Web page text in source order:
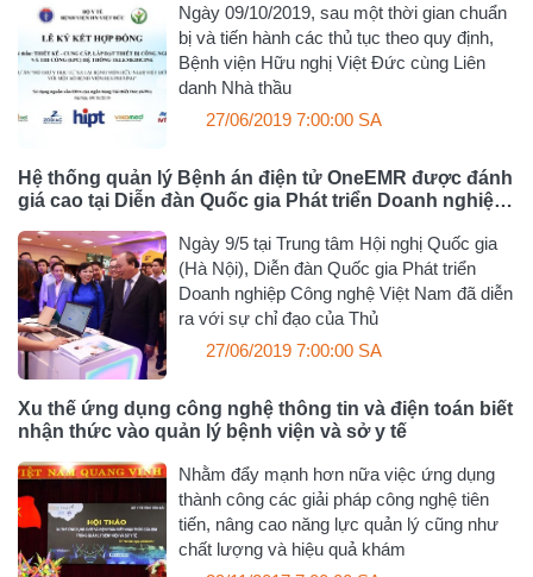
Ngày 09/10/2019, sau một thời gian chuẩn
bị và tiến hành các thủ tục theo quy định,
Bệnh viện Hữu nghị Việt Đức cùng Liên
danh Nhà thầu
27/06/2019 7:00:00 SA
Hệ thống quản lý Bệnh án điện tử OneEMR được đánh
giá cao tại Diễn đàn Quốc gia Phát triển Doanh nghiệp
Ngày 9/5 tại Trung tâm Hội nghị Quốc gia
(Hà Nội), Diễn đàn Quốc gia Phát triển
Doanh nghiệp Công nghệ Việt Nam đã diễn
ra với sự chỉ đạo của Thủ
27/06/2019 7:00:00 SA
Xu thế ứng dụng công nghệ thông tin và điện toán biết
nhận thức vào quản lý bệnh viện và sở y tế
Nhằm đẩy mạnh hơn nữa việc ứng dụng
thành công các giải pháp công nghệ tiên
tiến, nâng cao năng lực quản lý cũng như
chất lượng và hiệu quả khám